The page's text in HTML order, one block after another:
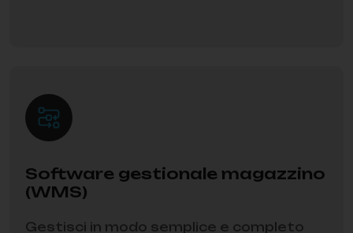
Software gestionale magazzino
(WMS)
Gestisci in modo semplice e completo